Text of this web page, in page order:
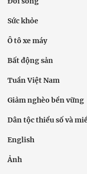
Sức khỏe
Ô tô xe máy
Bất động sản
Tuần Việt Nam
Giảm nghèo bền vững
Dân tộc thiểu số và
English
Ảnh